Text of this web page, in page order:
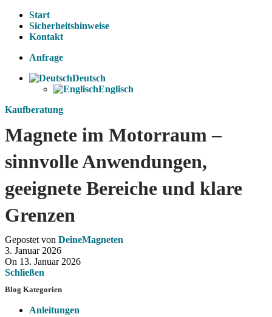
Start
Sicherheitshinweise
Kontakt
Anfrage
Deutsch
Englisch
Kaufberatung
Magnete im Motorraum –
sinnvolle Anwendungen,
geeignete Bereiche und klare
Grenzen
Gepostet von DeineMagneten
3. Januar 2026
On 13. Januar 2026
Schließen
Blog Kategorien
Anleitungen